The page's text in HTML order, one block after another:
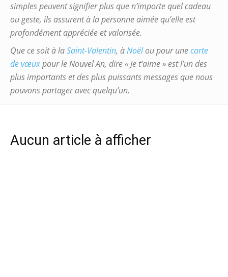
simples peuvent signifier plus que n’importe quel cadeau
ou geste, ils assurent à la personne aimée qu’elle est
profondément appréciée et valorisée.
Que ce soit à laSaint-Valentin, àNoëlou pour unecarte
de vœuxpour le Nouvel An, dire « Je t’aime » est l’un des
plus importants et des plus puissants messages que nous
pouvons partager avec quelqu’un.
Aucun article à afficher